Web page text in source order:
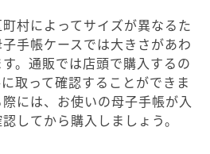
村によってサイズが異なるた
手帳ケースでは大きさがあわ
。通販では店頭で購入するの
取って確認することができま
には、お使いの母子手帳が入
してから購入しましょう。